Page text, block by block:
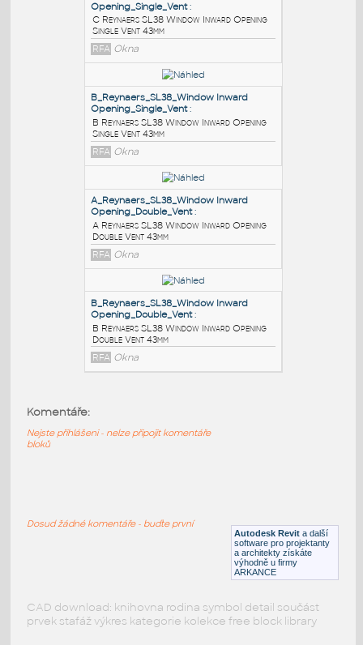
PODOBNÉ BLOKY
C_Reynaers_SL38_Window Inward
Opening_Single_Vent
C Reynaers SL38 Window Inward Opening
Single Vent 43mm
RFA Okna
B_Reynaers_SL38_Window Inward
Opening_Single_Vent:
B Reynaers SL38 Window Inward Opening
Single Vent 43mm
RFA Okna
Okna
B Reynaers SL38 Window Inward Opening
Autodesk Revit a další
software pro projektanty
a architekty získáte
výhodně u firmy
ARKANCE
Komentáře:
Nejste přihlášeni - nelze připojit komentáře
bloků
Dosud žádné komentáře - buďte první
CAD download: knihovna rodina symbol detail součást
prvek stafáž výkres kategorie kolekce free block library